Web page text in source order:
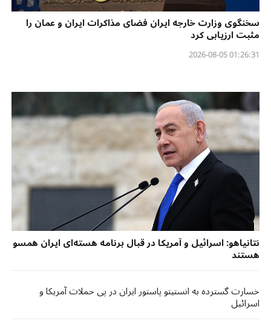
سخنگوی وزارت خارجه ایران فضای مذاکرات ایران و عمان را
مثبت ارزیابی کرد
01:26:31 2026-08-05
نتانیاهو: اسرائیل و آمریکا در قبال برنامه هسته‌ای ایران همسو
هستند
خسارت گسترده به انستیتو پاستور ایران در پی حملات آمریکا و
اسرائیل